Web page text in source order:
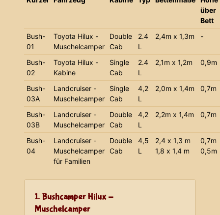
über
Bett
Bush-
01
Toyota Hilux -
Muschelcamper
Double
Cab
2.4
L
2,4m x 1,3m -
Bush-
02
Toyota Hilux -
Kabine
Single
Cab
2.4
L
2,1m x 1,2m 0,9m
Bush-
03A
Landcruiser -
Muschelcamper
Single
Cab
4,2
L
2,0m x 1,4m 0,7m
Bush-
03B
Landcruiser -
Muschelcamper
Double
Cab
4,2
L
2,2m x 1,4m 0,7m
Bush-
04
Landcruiser -
Muschelcamper
für Familien
Double
Cab
4,5
L
2,4 x 1,3 m
1,8 x 1,4 m
0,7m
0,5m
1. Bushcamper Hilux -
Muschelcamper